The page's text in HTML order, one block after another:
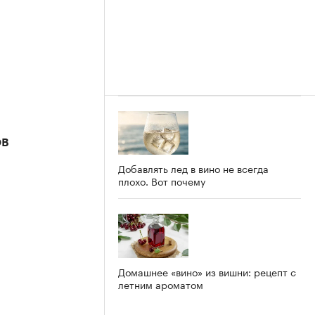
Добавлять лед в вино не всегда
плохо. Вот почему
Домашнее «вино» из вишни: рецепт с
летним ароматом